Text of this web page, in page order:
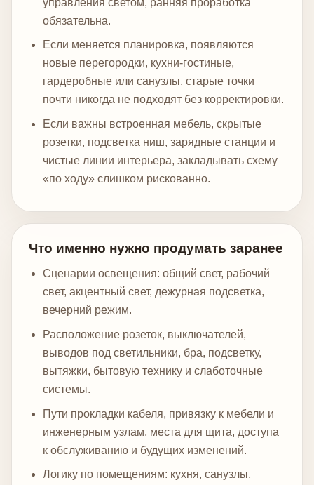
обязательна.
Если меняется планировка, появляются
новые перегородки, кухни-гостиные,
гардеробные или санузлы, старые точки
почти никогда не подходят без корректировки.
Если важны встроенная мебель, скрытые
розетки, подсветка ниш, зарядные станции и
чистые линии интерьера, закладывать схему
«по ходу» слишком рискованно.
Что именно нужно продумать заранее
Сценарии освещения: общий свет, рабочий
свет, акцентный свет, дежурная подсветка,
вечерний режим.
Расположение розеток, выключателей,
выводов под светильники, бра, подсветку,
вытяжки, бытовую технику и слаботочные
системы.
Пути прокладки кабеля, привязку к мебели и
инженерным узлам, места для щита, доступа
к обслуживанию и будущих изменений.
Логику по помещениям: кухня, санузлы,